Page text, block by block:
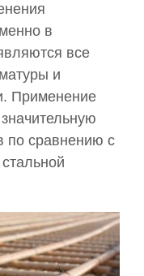
в
все
и
Применение
по сравнению с